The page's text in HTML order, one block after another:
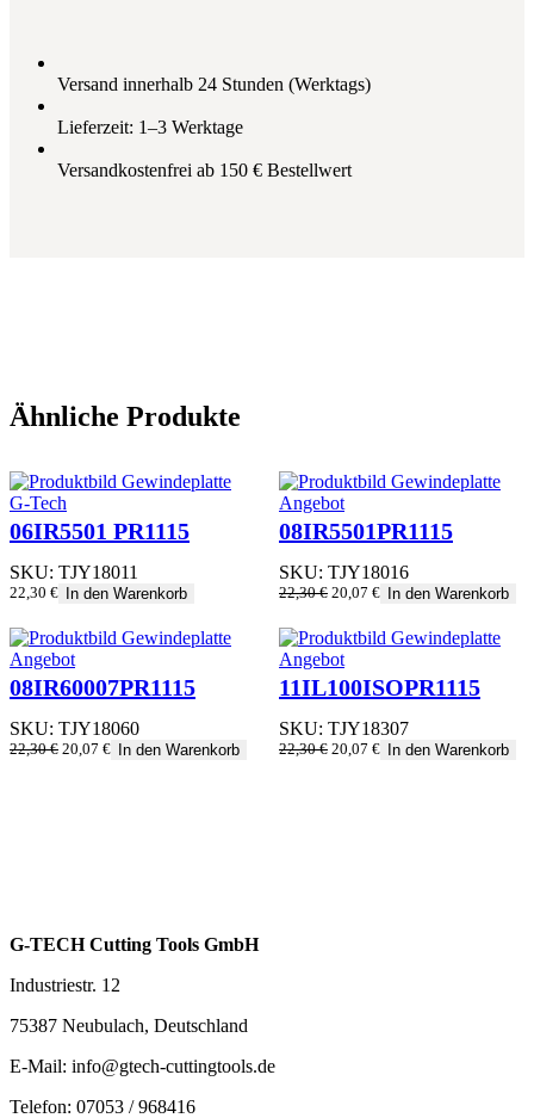
Versand innerhalb 24 Stunden (Werktags)
Lieferzeit: 1–3 Werktage
Versandkostenfrei ab 150 € Bestellwert
Ähnliche Produkte
G-Tech
06IR5501 PR1115
SKU: TJY18011
22,30 € In den Warenkorb
AngebotProdukt
im
Angebot
08IR5501PR1115
SKU: TJY18016
22,30€ Ursprünglicher
war:
22,30 €
20,07 €Aktueller
ist:
20,07 €.
In den Warenkorb
AngebotProdukt
im
Angebot
08IR60007PR1115
SKU: TJY18060
22,30€ Ursprünglicher
20,07 €Aktueller
In den Warenkorb
AngebotProdukt
im
Angebot
11IL100ISOPR1115
SKU: TJY18307
22,30€ Ursprünglicher
20,07 €Aktueller
In den Warenkorb
G-TECH Cutting Tools GmbH
Industriestr. 12
75387 Neubulach, Deutschland
E-Mail: info@gtech-cuttingtools.de
Telefon: 07053 / 968416